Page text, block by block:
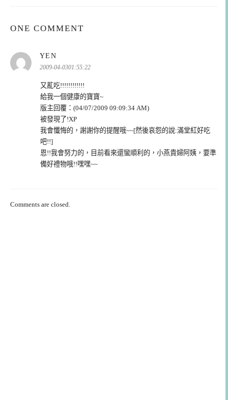
ONE COMMENT
YEN
示:
2009-04-0301:55:22
又薍吃!!!!!!!!!!!!
給我一個健康的寶寶~
版主回覆：(04/07/2009 09:09:34 AM)
被發現了!XP
我會懺悔的，謝謝你的提醒哦~~[然後哀怨的說:滿堂紅好吃
吧!!]
恩!!我會努力的，目前看來還蠻順利的，小燕貴婦阿姨，要準
備好禮物哦!!嘿嘿~~
Comments are closed.